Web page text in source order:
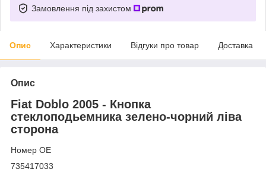
Замовлення під захистом
Опис Характеристики Відгуки про товар Доставка
Опис
Fiat Doblo 2005 - Кнопка
стеклоподьемника зелено-чорний ліва
сторона
Номер OE
735417033